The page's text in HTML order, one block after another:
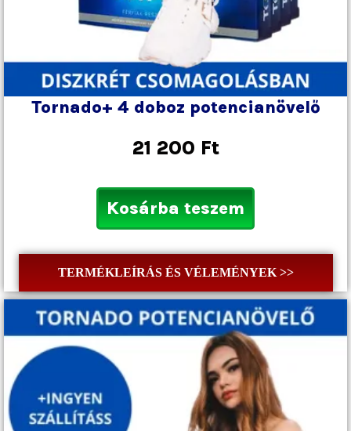
Tornado+ 4 doboz potencianövelő
21 200 Ft
Kosárba teszem
TERMÉKLEÍRÁS ÉS VÉLEMÉNYEK >>